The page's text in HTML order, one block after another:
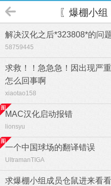
〖爆棚小组
解决汉化之后*323808*的问
58759445
求救！！急急急！因出现严
怎么回事啊
xiaotao158
MAC汉化启动报错
lionsyu
一个中国球场的翻译错误
UltramanTIGA
求爆棚小组成员仓鼠进来看